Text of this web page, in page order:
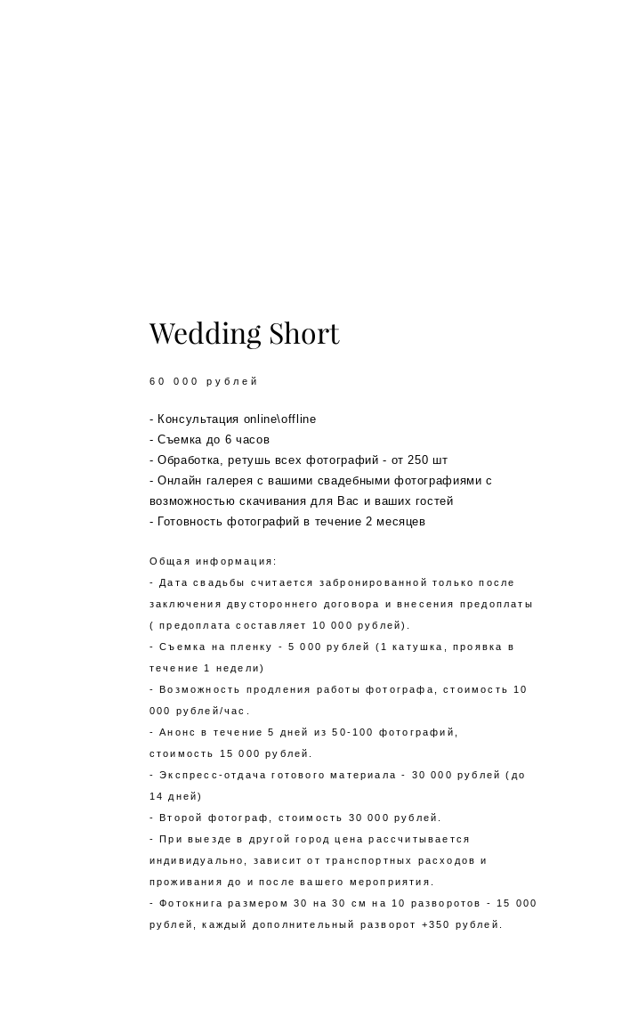
Wedding Short
60 000 рублей
- Консультация online\offline
- Съемка до 6 часов
- Обработка, ретушь всех фотографий - от 250 шт
- Онлайн галерея с вашими свадебными фотографиями с
возможностью скачивания для Вас и ваших гостей
- Готовность фотографий в течение 2 месяцев
Общая информация:
- Дата свадьбы считается забронированной только после
заключения двустороннего договора и внесения предоплаты
( предоплата составляет 10 000 рублей).
- Съемка на пленку - 5 000 рублей (1 катушка, проявка в
течение 1 недели)
- Возможность продления работы фотографа, стоимость 10
000 рублей/час.
- Анонс в течение 5 дней из 50-100 фотографий,
стоимость 15 000 рублей.
- Экспресс-отдача готового материала - 30 000 рублей (до
14 дней)
- Второй фотограф, стоимость 30 000 рублей.
- При выезде в другой город цена рассчитывается
индивидуально, зависит от транспортных расходов и
проживания до и после вашего мероприятия.
- Фотокнига размером 30 на 30 см на 10 разворотов - 15 000
рублей, каждый дополнительный разворот +350 рублей.